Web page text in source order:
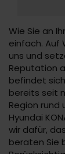
Wie Sie an
einfach. Auf
uns und
Reputation
befindet
bereits seit
Region rund
Hyundai
wir dafür,
beraten Sie